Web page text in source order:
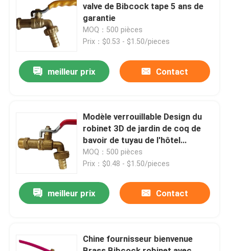
valve de Bibcock tape 5 ans de
garantie
MOQ：500 pièces
Prix：$0.53 - $1.50/pieces
meilleur prix Contact
Modèle verrouillable Design du
robinet 3D de jardin de coq de
bavoir de tuyau de l'hôtel
120gram 1/2inch
MOQ：500 pièces
Prix：$0.48 - $1.50/pieces
meilleur prix Contact
Chine fournisseur bienvenue